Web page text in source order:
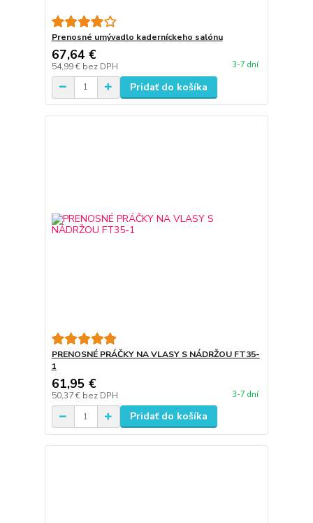
Prenosné umývadlo kaderníckeho salónu
67,64 €
54,99 € bez DPH 3-7 dní
Pridať do košíka
PRENOSNÉ PRÁČKY NA VLASY S NÁDRŽOU FT35-
1
61,95 €
50,37 € bez DPH 3-7 dní
Pridať do košíka